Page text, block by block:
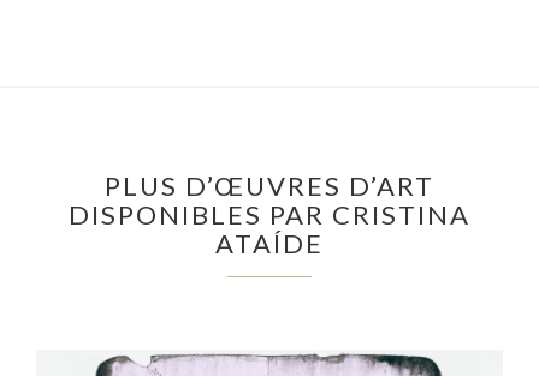
PLUS D’ŒUVRES D’ART
DISPONIBLES PAR CRISTINA
ATAÍDE